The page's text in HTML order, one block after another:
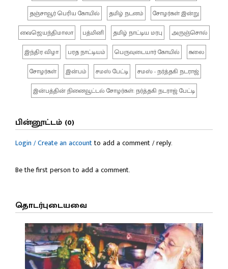
தஞ்சாவூர் பெரிய கோயில்
தமிழ் நடனம்
சோழர்கள் இன்று
வைஜெயந்திமாலா
பத்மினி தமிழ் நாட்டிய மரபு
அருஞ்சொல்
இந்திர விழா
பரத நாட்டியம் பெருவுடையார் கோயில்
கலை
சோழர்கள்
இன்பம் சமஸ் பேட்டி
சமஸ் - நர்த்தகி நடராஜ்
இன்பத்தின் நினைவூட்டல் சோழர்கள்: நர்த்தகி நடராஜ் பேட்டி
பின்னூட்டம் (0)
Login / Create an accountto add a comment / reply.
Be the first person to add a comment.
தொடர்புடையவை